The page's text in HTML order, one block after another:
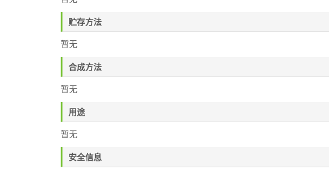
贮存方法
暂无
合成方法
暂无
用途
暂无
安全信息